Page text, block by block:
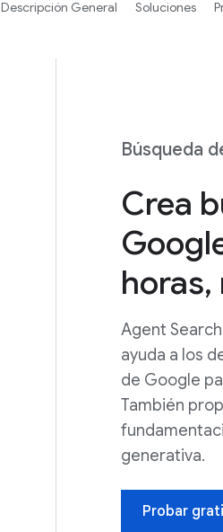
Búsqueda
Crea
horas,
Agent
ayuda a los
de Google
También
generativa.
Probar
Descripción General Soluciones